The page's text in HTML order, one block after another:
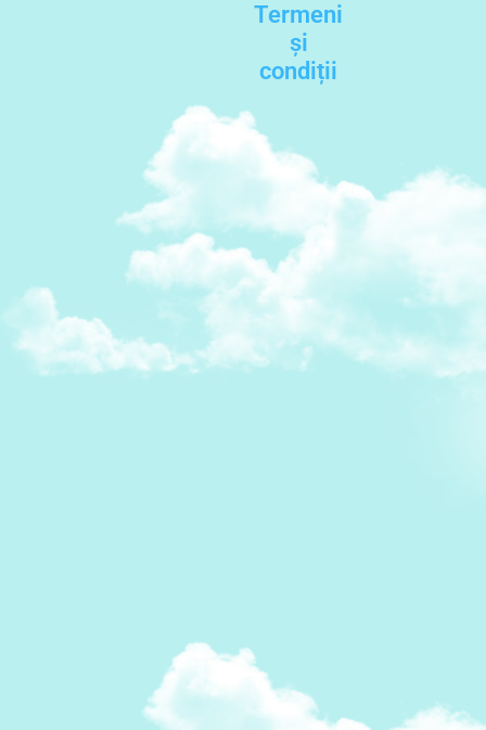
Termeni
și
condiții